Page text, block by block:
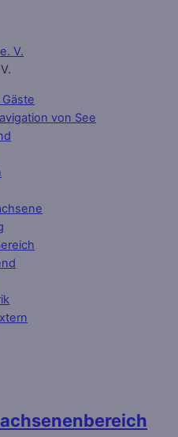
von See